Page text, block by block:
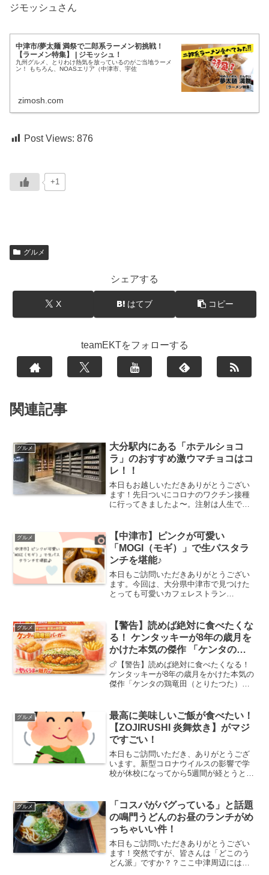
ジモッシュさん
中津市/夢太麺 満祭で二郎系ラーメン初挑戦！
【ラーメン特集】 | ジモッシュ！
九州グルメ、とりわけ熱気を放っているのがご当地ラーメ
ン！ もちろん、NOASエリア（中津市、宇佐
zimosh.com
Post Views: 876
+1
グルメ
シェアする
X はてブ コピー
teamEKTをフォローする
関連記事
グルメ
大分駅内にある「ホテルショコ
ラ」のおすすめ激ウマチョコはコ
レ！！
本日もお越しいただきありがとうござい
ます！先日ついにコロナのワクチン接種
に行ってきましたよ〜。注射は人生で一
は微熱が出ました。次の日は38℃近い熱
がでて起き上がれないほ...
グルメ
【中津市】ピンクが可愛い
「MOGI（モギ）」で生パスタラ
ンチを堪能♪
本日もご訪問いただきありがとうござい
ます。今回は、大分県中津市で見つけた
とっても可愛いカフェレストラン
で、まるで海外のカフェに来たかのよう
な非日常感たっぷりのお店。...
グルメ
【警告】読めば絶対に食べたくな
る！ ケンタッキーが8年の歳月を
かけた本気の傑作 「ケンタの鶏
竜田（とりたつた）バーガー」の
ヤバすぎる魅力
🍗【警告】読めば絶対に食べたくなる！
ケンタッキーが8年の歳月をかけた本気の
傑作「ケンタの鶏竜田（とりたつた）バ
トフードを愛してやまない皆様。突然で
すが、今、あなたの胃袋は...
グルメ
最高に美味しいご飯が食べたい！
【ZOJIRUSHI 炎舞炊き】がマジ
ですごい！
本日もご訪問いただき、ありがとうござ
います。新型コロナウイルスの影響で学
校が休校になってから5週間が経とうとし
のではないのでしょうか。うちもその一
人です。高学年の子供...
グルメ
「コスパがバグっている」と話題
の鳴門うどんのお昼のランチがめ
っちゃいい件！
本日もご訪問いただきありがとうござい
ます！突然ですが、皆さんは「どこのう
どん派」ですか？？ここ中津周辺には、